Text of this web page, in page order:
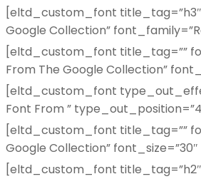
[eltd_custom_font
Google Collection”
[eltd_custom_font title_tag=””
From The Google Collection”
[eltd_custom_font
Font From ”
[eltd_custom_font title_tag=””
Google Collection”
[eltd_custom_font